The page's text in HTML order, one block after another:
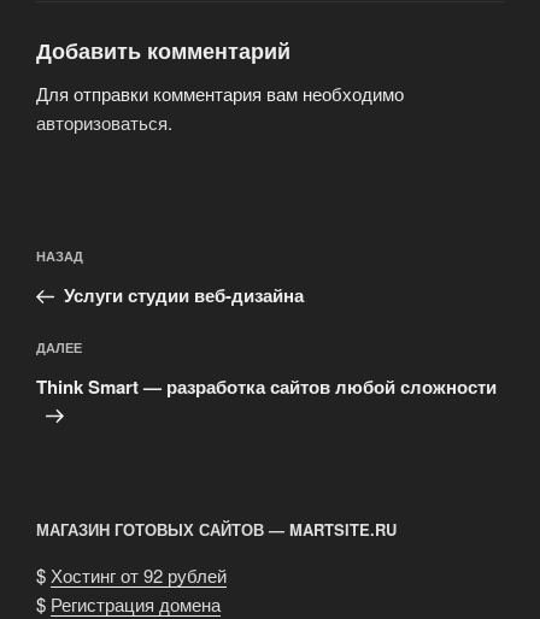
Добавить комментарий
Для отправки комментария вам необходимо
авторизоваться.
по
записям
Предыдущая
запись:
НАЗАД
Услуги студии веб-дизайна
Следующая
запись
ДАЛЕЕ
Think Smart — разработка сайтов любой сложности
МАГАЗИН ГОТОВЫХ САЙТОВ — MARTSITE.RU
$Хостинг от 92 рублей
$ Регистрация домена